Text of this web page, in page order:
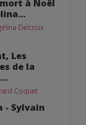
à Noël
Delcroix
Les
de la
Coquet
- Sylvain